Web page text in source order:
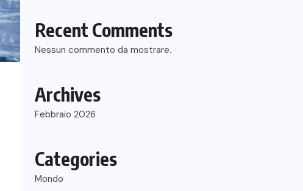
Recent Comments
Nessun commento da mostrare.
Archives
Febbraio 2026
Categories
Mondo